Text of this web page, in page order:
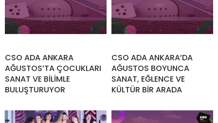
CSO ADA ANKARA
AĞUSTOS’TA ÇOCUKLARI
SANAT VE BİLİMLE
BULUŞTURUYOR
CSO ADA ANKARA’DA
AĞUSTOS BOYUNCA
SANAT, EĞLENCE VE
KÜLTÜR BİR ARADA